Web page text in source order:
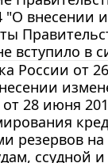
"О внесении
вступило в
России от
28 июня
резервов
ссудной